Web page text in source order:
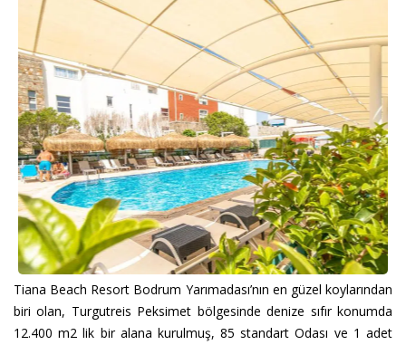
Tiana Beach Resort Bodrum Yarımadası’nın en güzel koylarından
biri olan, Turgutreis Peksimet bölgesinde denize sıfır konumda
12.400 m2 lik bir alana kurulmuş, 85 standart Odası ve 1 adet